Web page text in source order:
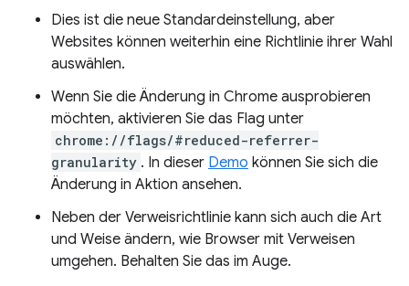
Dies ist die neue Standardeinstellung, aber
Websites können weiterhin eine Richtlinie ihrer Wahl
auswählen.
Wenn Sie die Änderung in Chrome ausprobieren
möchten, aktivieren Sie das Flag unter
chrome://flags/#reduced-referrer-
granularity . In dieser Demo können Sie sich die
Änderung in Aktion ansehen.
Neben der Verweisrichtlinie kann sich auch die Art
und Weise ändern, wie Browser mit Verweisen
umgehen. Behalten Sie das im Auge.